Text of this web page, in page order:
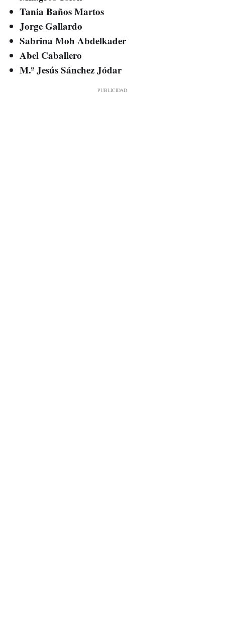
Tania Baños Martos
Jorge Gallardo
Sabrina Moh Abdelkader
Abel Caballero
M.ª Jesús Sánchez Jódar